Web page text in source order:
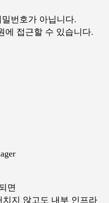
밀번호가 아닙니다.
에 접근할 수 있습니다.
면
지 않고도 내부 인프라